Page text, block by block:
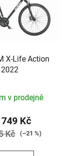
X-Life Action
2022
v prodejně
Kč
Kč (–21 %)